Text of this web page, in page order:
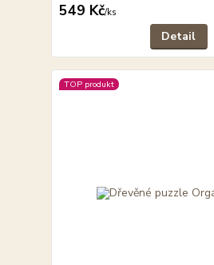
549 Kč/ks
Detail
TOP produkt